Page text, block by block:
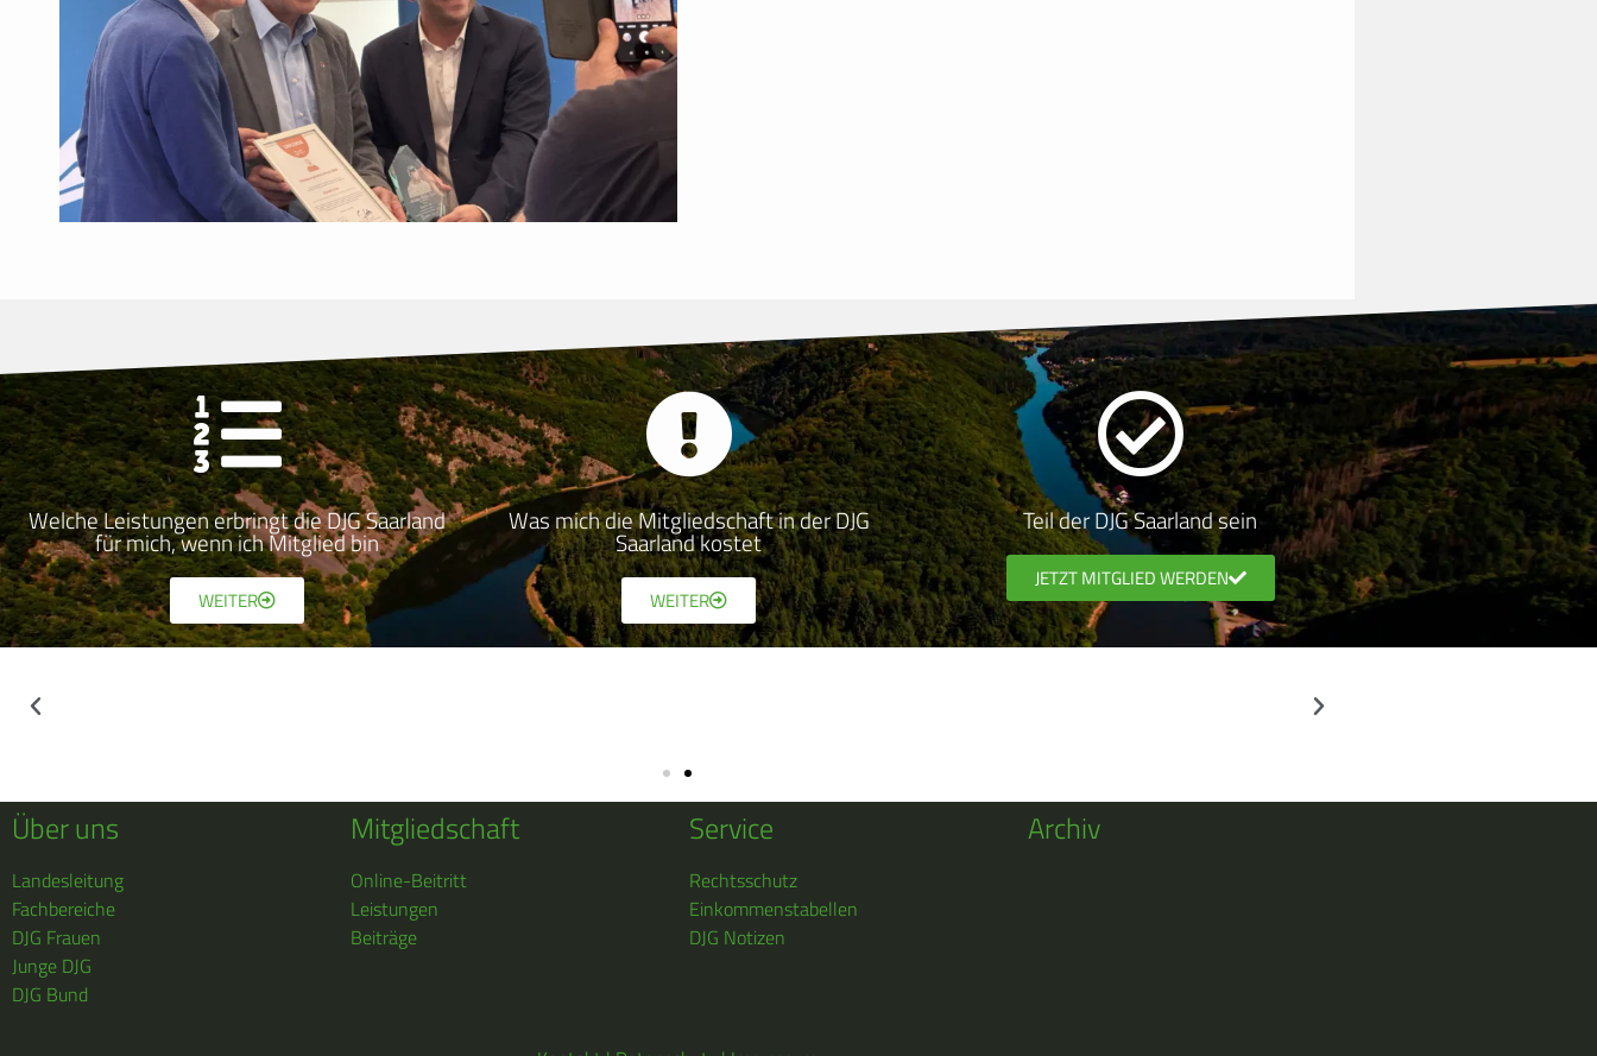
Welche Leistungen erbringt die DJG Saarland
für mich, wenn ich Mitglied bin
WEITER
Was mich die Mitgliedschaft in der DJG
Saarland kostet
WEITER
Teil der DJG Saarland sein
JETZT MITGLIED WERDEN
Über uns
Landesleitung
Fachbereiche
DJG Frauen
Junge DJG
DJG Bund
Mitgliedschaft
Online-Beitritt
Leistungen
Beiträge
Service
Rechtsschutz
Einkommenstabellen
DJG Notizen
Archiv